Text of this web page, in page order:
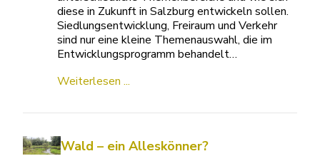
diese in Zukunft in Salzburg entwickeln sollen.
Siedlungsentwicklung, Freiraum und Verkehr
sind nur eine kleine Themenauswahl, die im
Entwicklungsprogramm behandelt…
Weiterlesen ...
Wald – ein Alleskönner?